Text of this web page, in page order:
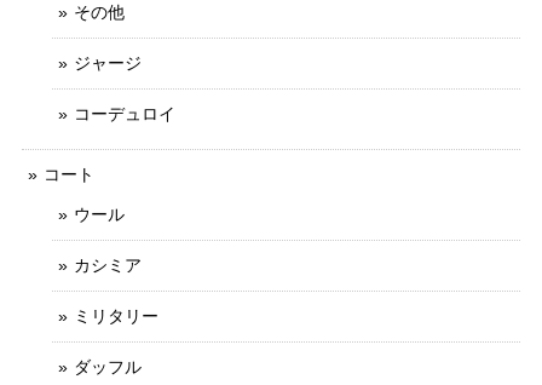
その他
ジャージ
コーデュロイ
コート
ウール
カシミア
ミリタリー
ダッフル